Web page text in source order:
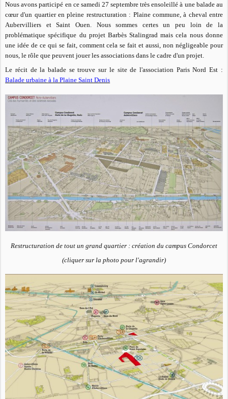
Nous avons participé en ce samedi 27 septembre très ensoleillé à une balade au
cœur d'un quartier en pleine restructuration : Plaine commune, à cheval entre
Aubervilliers et Saint Ouen. Nous sommes certes un peu loin de la
problématique spécifique du projet Barbès Stalingrad mais cela nous donne
une idée de ce qui se fait, comment cela se fait et aussi, non négligeable pour
nous, le rôle que peuvent jouer les associations dans le cadre d'un projet.
Le récit de la balade se trouve sur le site de l'association Paris Nord Est :
Balade urbaine à la Plaine Saint Denis
Restructuration de tout un grand quartier : création du campus Condorcet
(cliquer sur la photo pour l'agrandir)